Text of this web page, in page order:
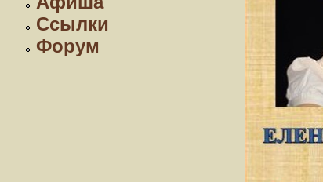
Ссылки
Форум